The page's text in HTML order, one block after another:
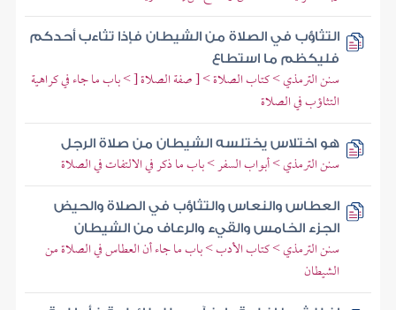
التثاؤب في الصلاة من الشيطان فإذا تثاءب أحدكم
فليكظم ما استطاع
سنن الترمذي > كتاب الصلاة > [ صفة الصلاة [ > باب ما جاء في كراهية
التثاؤب في الصلاة
هو اختلاس يختلسه الشيطان من صلاة الرجل
سنن الترمذي > أبواب السفر > باب ما ذكر في الالتفات في الصلاة
العطاس والنعاس والتثاؤب في الصلاة والحيض
الجزء الخامس والقيء والرعاف من الشيطان
سنن الترمذي > كتاب الأدب > باب ما جاء أن العطاس في الصلاة من
الشيطان